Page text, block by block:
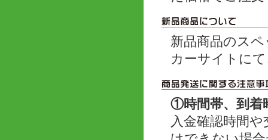
新品商品のス
カーサイトに
①時間帯、到着
入金確認時間